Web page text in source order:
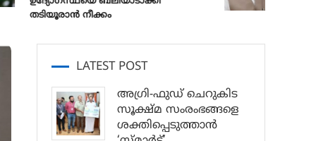
തടിയൂരാൻ നീക്കം
LATEST POST
അഗ്രി-ഫുഡ് ചെറുകിട
സൂക്ഷ്മ സംരംഭങ്ങളെ
ശക്തിപ്പെടുത്താന്‍